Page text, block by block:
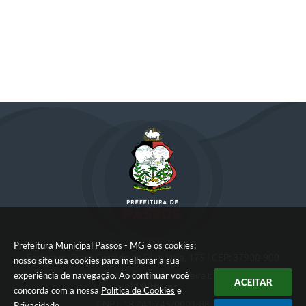
Prefeitura Municipal Passos - MG e os cookies:
nosso site usa cookies para melhorar a sua
experiência de navegação. Ao continuar você
concorda com a nossa Política de Cookies e
ACEITAR
Endereço: Praça Geraldo da Silva Maia, 175 | CEP: 37900-900
Atendimento de Segunda-feira a Sexta-feira das 08:00 horas às
14:00 horas